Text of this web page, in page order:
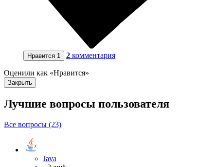
Нравится 1 2 комментария
Оценили как «Нравится»
Закрыть
Лучшие вопросы пользователя
Все вопросы (23)
Java